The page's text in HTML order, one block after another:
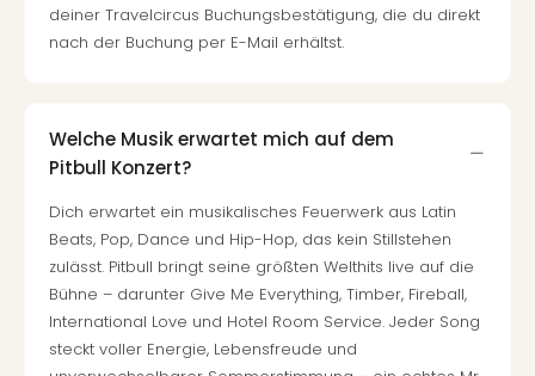
deiner Travelcircus Buchungsbestätigung, die du direkt
nach der Buchung per E-Mail erhältst.
Welche Musik erwartet mich auf dem
Pitbull Konzert?
Dich erwartet ein musikalisches Feuerwerk aus Latin
Beats, Pop, Dance und Hip-Hop, das kein Stillstehen
zulässt. Pitbull bringt seine größten Welthits live auf die
Bühne – darunter Give Me Everything, Timber, Fireball,
International Love und Hotel Room Service. Jeder Song
steckt voller Energie, Lebensfreude und